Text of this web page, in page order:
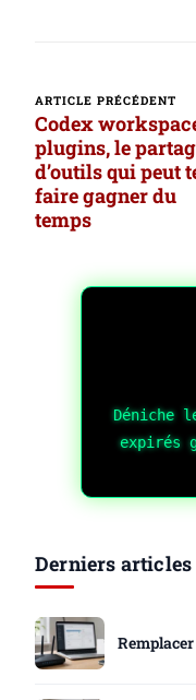
Navigation
d’article
ARTICLE PRÉCÉDENT
Codex
plugins, le
d’outils qui peut
faire gagner du
temps
Déniche
expirés
Derniers articles